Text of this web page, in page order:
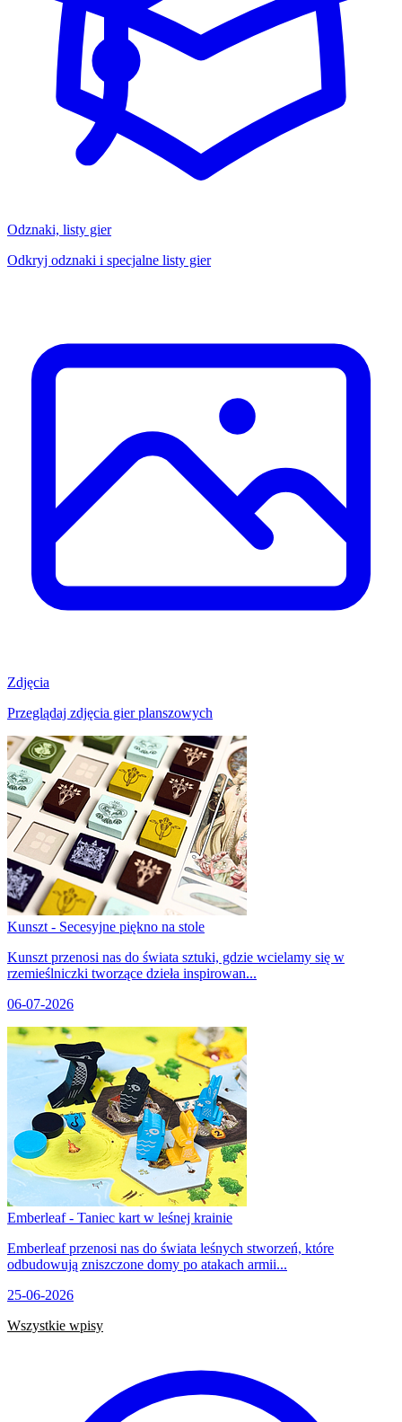
Odznaki, listy gier
Odkryj odznaki i specjalne listy gier
Zdjęcia
Przeglądaj zdjęcia gier planszowych
Kunszt - Secesyjne piękno na stole
Kunszt przenosi nas do świata sztuki, gdzie wcielamy się w
rzemieślniczki tworzące dzieła inspirowan...
06-07-2026
Emberleaf - Taniec kart w leśnej krainie
Emberleaf przenosi nas do świata leśnych stworzeń, które
odbudowują zniszczone domy po atakach armii...
25-06-2026
Wszystkie wpisy